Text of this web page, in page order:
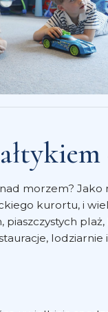
morzem?
kurortu, i